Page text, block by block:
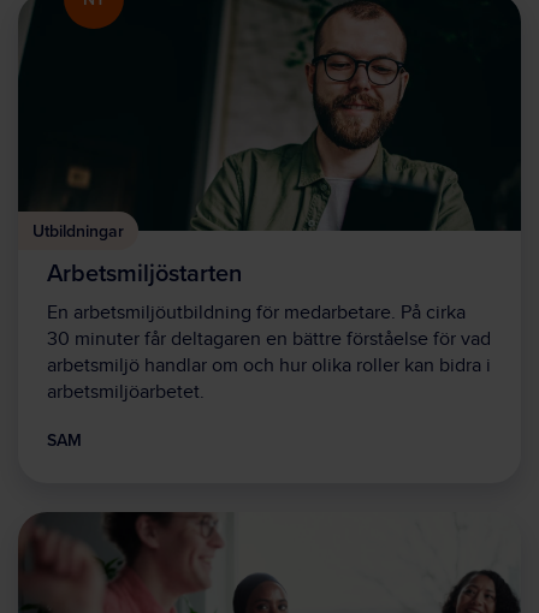
Utbildningar
Arbetsmiljöstarten
En arbetsmiljöutbildning för medarbetare. På cirka
30 minuter får deltagaren en bättre förståelse för vad
arbetsmiljö handlar om och hur olika roller kan bidra i
arbetsmiljöarbetet.
SAM